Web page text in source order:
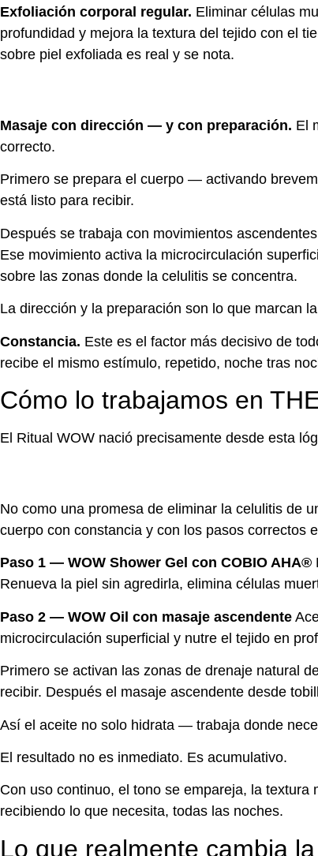
Exfoliación corporal regular. Eliminar células
profundidad y mejora la textura del tejido con el
sobre piel exfoliada es real y se nota.
Masaje con dirección — y con preparación. El
correcto.
Primero se prepara el cuerpo — activando
está listo para recibir.
Después se trabaja con movimientos
Ese movimiento activa la microcirculación
sobre las zonas donde la celulitis se concentra.
La dirección y la preparación son lo que marcan
Constancia. Este es el factor más decisivo de
recibe el mismo estímulo, repetido, noche tras
Cómo lo trabajamos en
El Ritual WOW nació precisamente desde esta
No como una promesa de eliminar la celulitis de
cuerpo con constancia y con los pasos correctos
Paso 1 — WOW Shower Gel con COBIO AHA®
Renueva la piel sin agredirla, elimina células
Paso 2 — WOW Oil con masaje ascendente
microcirculación superficial y nutre el tejido en
Primero se activan las zonas de drenaje natural
recibir. Después el masaje ascendente desde
Así el aceite no solo hidrata — trabaja donde
El resultado no es inmediato. Es acumulativo.
Con uso continuo, el tono se empareja, la
recibiendo lo que necesita, todas las noches.
Lo que realmente cambia